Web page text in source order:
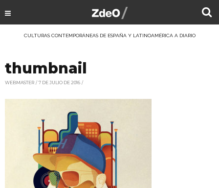
CULTURAS CONTEMPORÁNEAS DE ESPAÑA Y LATINOAMÉRICA A DIARIO
thumbnail
WEBMASTER 7 DE JULIO DE 2016